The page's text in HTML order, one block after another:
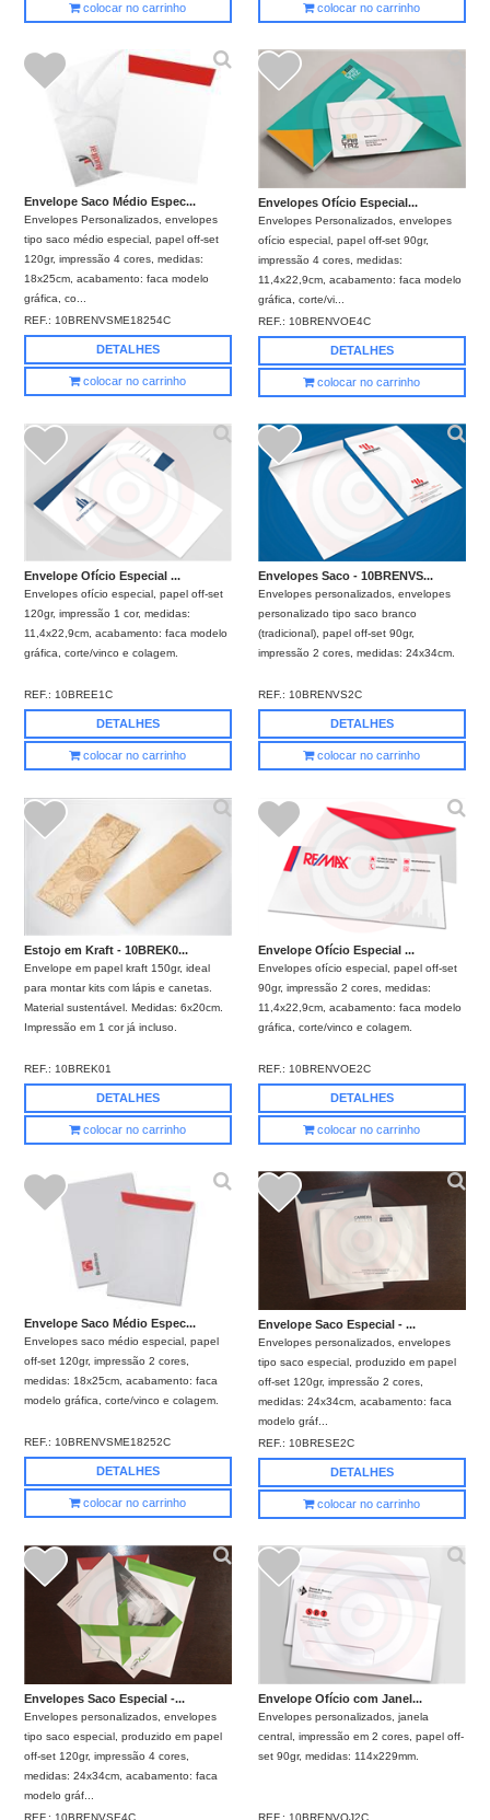
colocar no carrinho colocar no carrinho
Envelope Saco Médio Espec...
Envelopes Personalizados, envelopes
tipo saco médio especial, papel off-set
120gr, impressão 4 cores, medidas:
18x25cm, acabamento: faca modelo
gráfica, co...
REF.: 10BRENVSME18254C
DETALHES
colocar no carrinho
Envelopes Ofício Especial...
Envelopes Personalizados, envelopes
ofício especial, papel off-set 90gr,
impressão 4 cores, medidas:
11,4x22,9cm, acabamento: faca modelo
gráfica, corte/vi...
REF.: 10BRENVOE4C
DETALHES
colocar no carrinho
Envelope Ofício Especial ...
Envelopes ofício especial, papel off-set
120gr, impressão 1 cor, medidas:
11,4x22,9cm, acabamento: faca modelo
gráfica, corte/vinco e colagem.
REF.:10BREE1C
DETALHES
colocar no carrinho
Envelopes Saco - 10BRENVS...
Envelopes personalizados, envelopes
personalizado tipo saco branco
(tradicional), papel off-set 90gr,
impressão 2 cores, medidas: 24x34cm.
REF.:10BRENVS2C
DETALHES
colocar no carrinho
Estojo em Kraft - 10BREK0...
Envelope em papel kraft 150gr, ideal
para montar kits com lápis e canetas.
Material sustentável. Medidas: 6x20cm.
Impressão em 1 cor já incluso.
REF.: 10BREK01
DETALHES
colocar no carrinho
Envelope Ofício Especial ...
Envelopes ofício especial, papel off-set
90gr, impressão 2 cores, medidas:
11,4x22,9cm, acabamento: faca modelo
gráfica, corte/vinco e colagem.
REF.: 10BRENVOE2C
DETALHES
colocar no carrinho
Envelope Saco Médio Espec...
Envelopes saco médio especial, papel
off-set 120gr, impressão 2 cores,
medidas: 18x25cm, acabamento: faca
modelo gráfica, corte/vinco e colagem.
REF.:10BRENVSME18252C
DETALHES
colocar no carrinho
Envelope Saco Especial - ...
Envelopes personalizados, envelopes
tipo saco especial, produzido em papel
off-set 120gr, impressão 2 cores,
medidas: 24x34cm, acabamento: faca
modelo gráf...
REF.: 10BRESE2C
DETALHES
colocar no carrinho
Envelopes Saco Especial -...
Envelopes personalizados, envelopes
tipo saco especial, produzido em papel
off-set 120gr, impressão 4 cores,
medidas: 24x34cm, acabamento: faca
modelo gráf...
REF.: 10BRENVSE4C
Envelope Ofício com Janel...
Envelopes personalizados, janela
central, impressão em 2 cores, papel off-
set 90gr, medidas: 114x229mm.
REF.: 10BRENVOJ2C